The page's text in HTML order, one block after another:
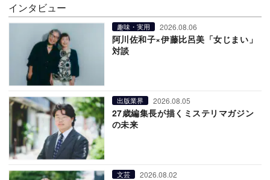
インタビュー
趣味・実用 2026.08.06
阿川佐和子×伊藤比呂美「女じまい」
対談
出版業界 2026.08.05
27歳編集長が描くミステリマガジン
の未来
文芸 2026.08.02